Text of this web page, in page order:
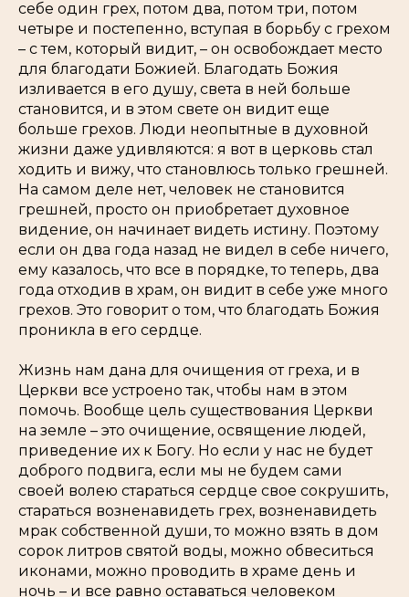
себе один грех, потом два, потом три, потом
четыре и постепенно, вступая в борьбу с грехом
– с тем, который видит, – он освобождает место
для благодати Божией. Благодать Божия
изливается в его душу, света в ней больше
становится, и в этом свете он видит еще
больше грехов. Люди неопытные в духовной
жизни даже удивляются: я вот в церковь стал
ходить и вижу, что становлюсь только грешней.
На самом деле нет, человек не становится
грешней, просто он приобретает духовное
видение, он начинает видеть истину. Поэтому
если он два года назад не видел в себе ничего,
ему казалось, что все в порядке, то теперь, два
года отходив в храм, он видит в себе уже много
грехов. Это говорит о том, что благодать Божия
проникла в его сердце.
Жизнь нам дана для очищения от греха, и в
Церкви все устроено так, чтобы нам в этом
помочь. Вообще цель существования Церкви
на земле – это очищение, освящение людей,
приведение их к Богу. Но если у нас не будет
доброго подвига, если мы не будем сами
своей волею стараться сердце свое сокрушить,
стараться возненавидеть грех, возненавидеть
мрак собственной души, то можно взять в дом
сорок литров святой воды, можно обвеситься
иконами, можно проводить в храме день и
ночь – и все равно оставаться человеком